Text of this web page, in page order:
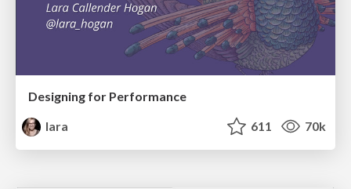
Designing for Performance
lara
611 70k